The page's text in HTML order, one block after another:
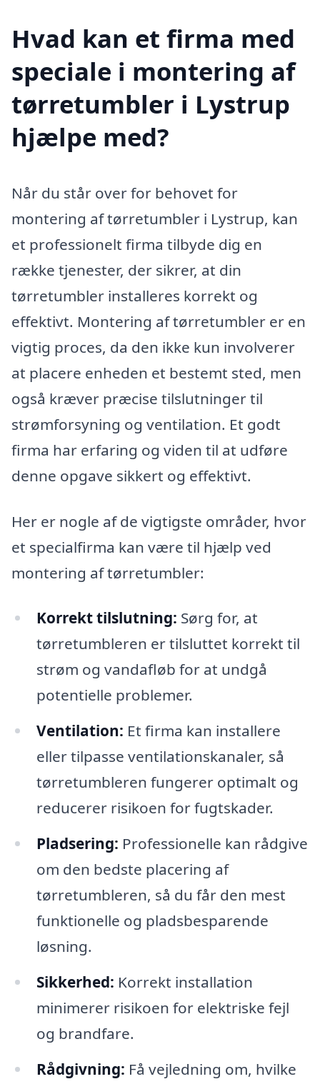
Hvad kan et firma med
speciale i montering af
tørretumbler i Lystrup
hjælpe med?
Når du står over for behovet for
montering af tørretumbler i Lystrup, kan
et professionelt firma tilbyde dig en
række tjenester, der sikrer, at din
tørretumbler installeres korrekt og
effektivt. Montering af tørretumbler er en
vigtig proces, da den ikke kun involverer
at placere enheden et bestemt sted, men
også kræver præcise tilslutninger til
strømforsyning og ventilation. Et godt
firma har erfaring og viden til at udføre
denne opgave sikkert og effektivt.
Her er nogle af de vigtigste områder, hvor
et specialfirma kan være til hjælp ved
montering af tørretumbler:
Korrekt tilslutning: Sørg for, at
tørretumbleren er tilsluttet korrekt til
strøm og vandafløb for at undgå
potentielle problemer.
Ventilation: Et firma kan installere
eller tilpasse ventilationskanaler, så
tørretumbleren fungerer optimalt og
reducerer risikoen for fugtskader.
Pladsering: Professionelle kan rådgive
om den bedste placering af
tørretumbleren, så du får den mest
funktionelle og pladsbesparende
løsning.
Sikkerhed: Korrekt installation
minimerer risikoen for elektriske fejl
og brandfare.
Rådgivning: Få vejledning om, hvilke